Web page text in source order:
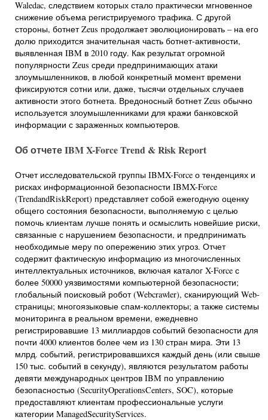
Waledac, следствием которых стало практически мгновенное
снижение объема регистрируемого трафика. С другой
стороны, ботнет Zeus продолжает эволюционировать – на его
долю приходится значительная часть ботнет-активности,
выявленная IBM в 2010 году. Как результат огромной
популярности Zeus среди предпринимающих атаки
злоумышленников, в любой конкретный момент времени
фиксируются сотни или, даже, тысячи отдельных случаев
активности этого ботнета. Вредоносный ботнет Zeus обычно
используется злоумышленниками для кражи банковской
информации с зараженных компьютеров.
Об отчете IBM X-Force Trend & Risk Report
Отчет исследовательской группы IBMX-Force о тенденциях и
рисках информационной безопасности IBMX-Force
(TrendandRiskReport) представляет собой ежегодную оценку
общего состояния безопасности, выполняемую с целью
помочь клиентам лучше понять и осмыслить новейшие риски,
связанные с нарушением безопасности, и предпринимать
необходимые меру по опережению этих угроз. Отчет
содержит фактическую информацию из многочисленных
интеллектуальных источников, включая каталог X-Force с
более 50000 уязвимостями компьютерной безопасности;
глобальный поисковый робот (Webcrawler), сканирующий Web-
страницы; многоязыковые спам-коллекторы; а также системы
мониторинга в реальном времени, ежедневно
регистрировавшие 13 миллиардов событий безопасности для
почти 4000 клиентов более чем из 130 стран мира. Эти 13
млрд. событий, регистрировавшихся каждый день (или свыше
150 тыс. событий в секунду), являются результатом работы
девяти международных центров IBM по управлению
безопасностью (SecurityOperationsCenters, SOC), которые
предоставляют клиентам профессиональные услуги
категории ManagedSecurityServices.